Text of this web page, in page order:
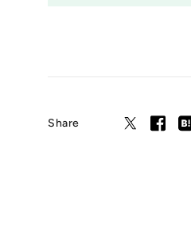
Share